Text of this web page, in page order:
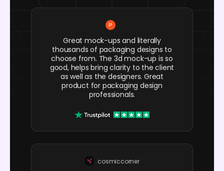
Great mock-ups and literally
thousands of packaging designs to
choose from. The 3d mock-up is so
good, helps bring clarity to the client
as well as the designers. Great
product for packaging design
professionals.
cosmiccorner